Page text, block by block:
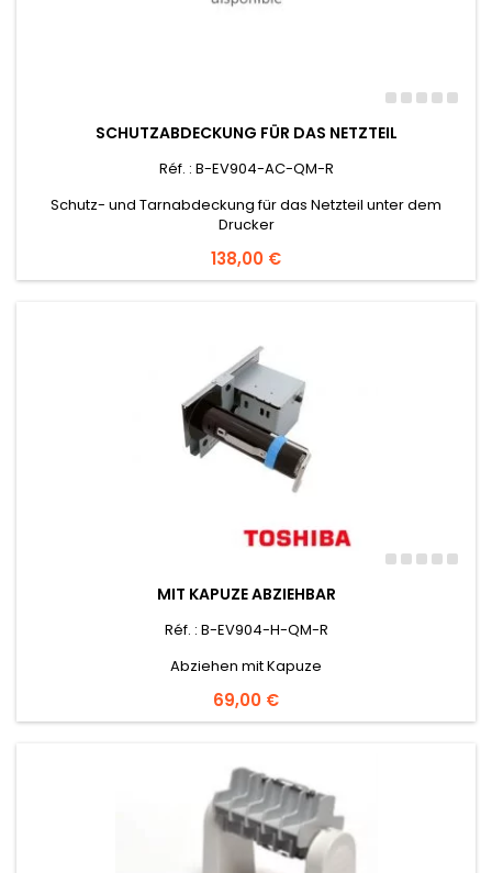
SCHUTZABDECKUNG FÜR DAS NETZTEIL
Réf. : B-EV904-AC-QM-R
Schutz- und Tarnabdeckung für das Netzteil unter dem
Drucker
Preis
138,00 €
MIT KAPUZE ABZIEHBAR
Réf. : B-EV904-H-QM-R
Abziehen mit Kapuze
Preis
69,00 €